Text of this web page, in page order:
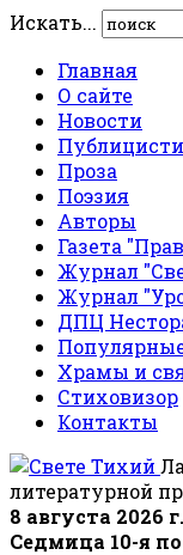
Искать...
Главная
О сайте
Новости
Проза
Поэзия
Авторы
Газета
Журнал
Журнал
ДПЦ
Храмы и
Стиховизор
Контакты
литературной
8 августа 2026
Седмица 10-я